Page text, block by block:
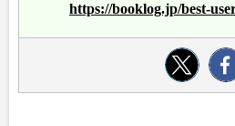
https://booklog.jp/best-